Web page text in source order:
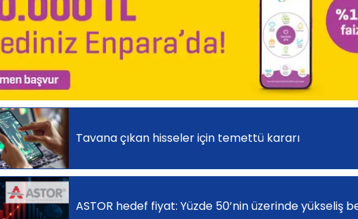
Tavana çıkan hisseler için temettü kararı
ASTOR hedef fiyat: Yüzde 50’nin üzerinde yükseliş